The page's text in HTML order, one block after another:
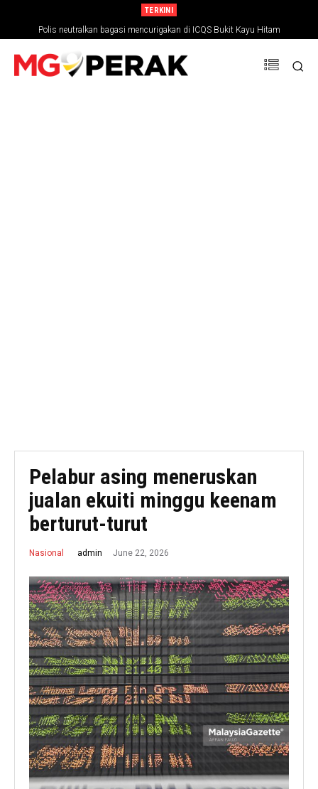
TERKINI
Polis neutralkan bagasi mencurigakan di ICQS Bukit Kayu Hitam
Pelabur asing meneruskan
jualan ekuiti minggu keenam
berturut-turut
Nasional admin June 22, 2026